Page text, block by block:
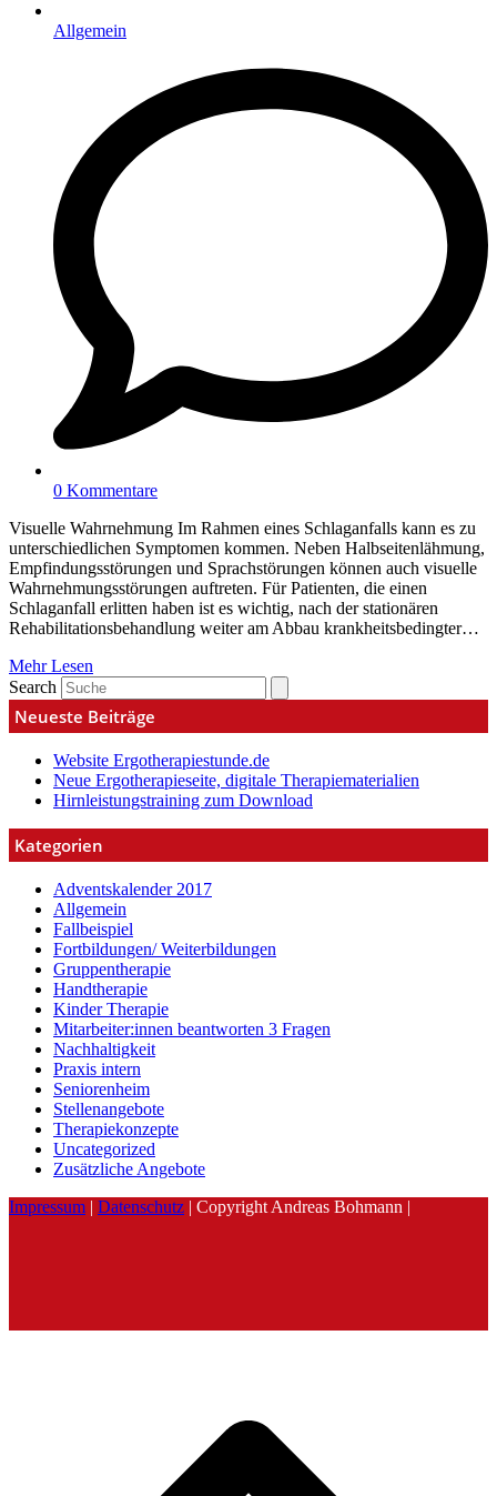
Allgemein
0 Kommentare
Visuelle Wahrnehmung Im Rahmen eines Schlaganfalls kann es zu
unterschiedlichen Symptomen kommen. Neben Halbseitenlähmung,
Empfindungsstörungen und Sprachstörungen können auch visuelle
Wahrnehmungsstörungen auftreten. Für Patienten, die einen
Schlaganfall erlitten haben ist es wichtig, nach der stationären
Rehabilitationsbehandlung weiter am Abbau krankheitsbedingter…
Mehr Lesen
Search
Neueste Beiträge
Website Ergotherapiestunde.de
Neue Ergotherapieseite, digitale Therapiematerialien
Hirnleistungstraining zum Download
Kategorien
Adventskalender 2017
Allgemein
Fallbeispiel
Fortbildungen/ Weiterbildungen
Gruppentherapie
Handtherapie
Kinder Therapie
Mitarbeiter:innen beantworten 3 Fragen
Nachhaltigkeit
Praxis intern
Seniorenheim
Stellenangebote
Therapiekonzepte
Uncategorized
Zusätzliche Angebote
Impressum | Datenschutz | Copyright Andreas Bohmann |